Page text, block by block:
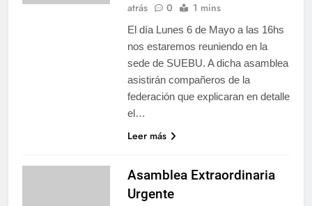
atrás
0 1 mins
El día Lunes 6 de Mayo a las 16hs
nos estaremos reuniendo en la
sede de SUEBU. A dicha asamblea
asistirán compañeros de la
federación que explicaran en detalle
el…
Leer más
Asamblea Extraordinaria
Urgente